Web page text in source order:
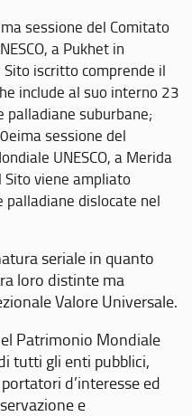
sessione del Comitato
a Pukhet in
iscritto comprende il
include al suo interno 23
palladiane suburbane;
sessione del
UNESCO, a Merida
Sito viene ampliato
dislocate nel
seriale in quanto
loro distinte ma
Valore Universale.
Patrimonio Mondiale
tutti gli enti pubblici,
d’interesse ed
e